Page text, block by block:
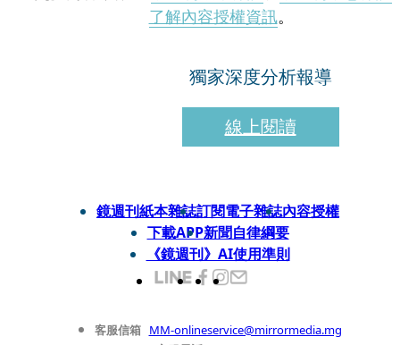
了解內容授權資訊。
獨家深度分析報導
線上閱讀
鏡週刊紙本雜誌訂閱電子雜誌內容授權
下載APP新聞自律綱要
《鏡週刊》AI使用準則
客服信箱 MM-onlineservice@mirrormedia.mg